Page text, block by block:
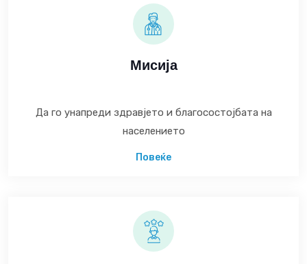
Мисија
Да го унапреди здравјето и благосостојбата на
населението
Повеќе